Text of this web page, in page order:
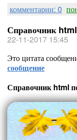
комментарии: 0
Справочник
22-11-2017 15:45
Это цитата
сообщение
Справочник html